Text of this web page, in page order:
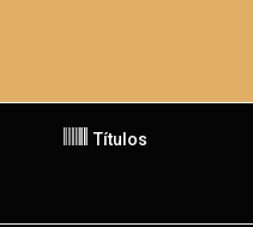
Títulos